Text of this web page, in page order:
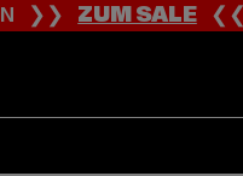
❯❯ZUM SALE❮❮